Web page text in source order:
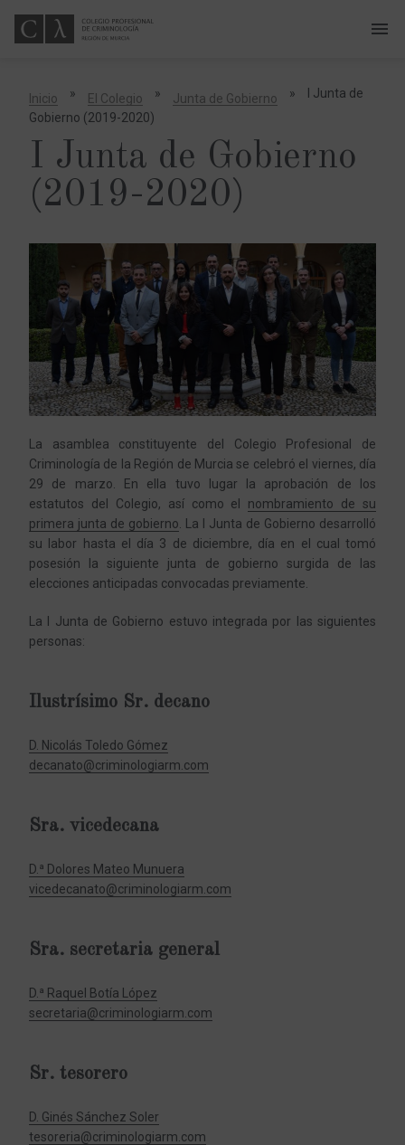
menu
Inicio » El Colegio » Junta de Gobierno »
I Junta de
Gobierno (2019-2020)
I Junta de Gobierno
(2019-2020)
La asamblea constituyente del Colegio Profesional de
Criminología de la Región de Murcia se celebró el viernes, día
29 de marzo. En ella tuvo lugar la aprobación de los
estatutos del Colegio, así como el nombramiento de su
primera junta de gobierno . La I Junta de Gobierno desarrolló
su labor hasta el día 3 de diciembre, día en el cual tomó
posesión la siguiente junta de gobierno surgida de las
elecciones anticipadas convocadas previamente.
La I Junta de Gobierno estuvo integrada por las siguientes
personas:
Ilustrísimo Sr. decano
D. Nicolás Toledo Gómez
decanato@criminologiarm.com
Sra. vicedecana
D.ª Dolores Mateo Munuera
vicedecanato@criminologiarm.com
Sra. secretaria general
D.ª Raquel Botía López
secretaria@criminologiarm.com
Sr. tesorero
D. Ginés Sánchez Soler
tesoreria@criminologiarm.com